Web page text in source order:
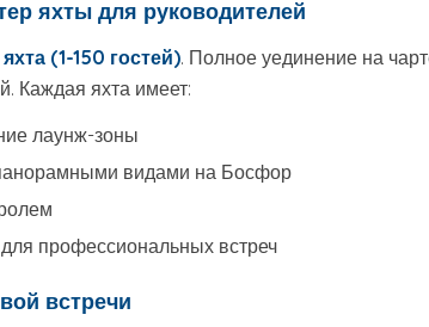
яхты для руководителей
(1-150 гостей). Полное уединение на
Каждая яхта имеет:
лаунж-зоны
видами на Босфор
профессиональных встреч
встречи